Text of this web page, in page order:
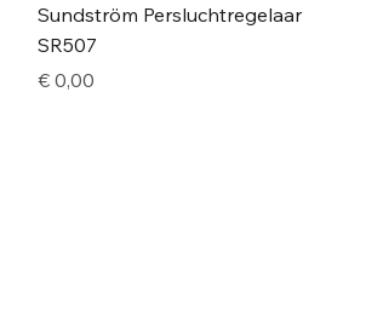
Sundström Persluchtregelaar
SR507
Price
€ 0,00